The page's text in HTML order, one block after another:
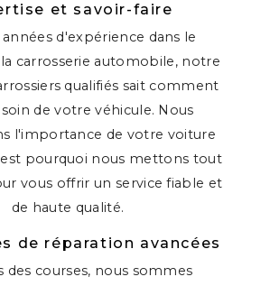
et savoir-faire
années d'expérience dans le
carrosserie automobile, notre
qualifiés sait comment
de votre véhicule. Nous
l'importance de votre voiture
pourquoi nous mettons tout
vous offrir un service fiable et
de haute qualité.
de réparation avancées
des courses, nous sommes